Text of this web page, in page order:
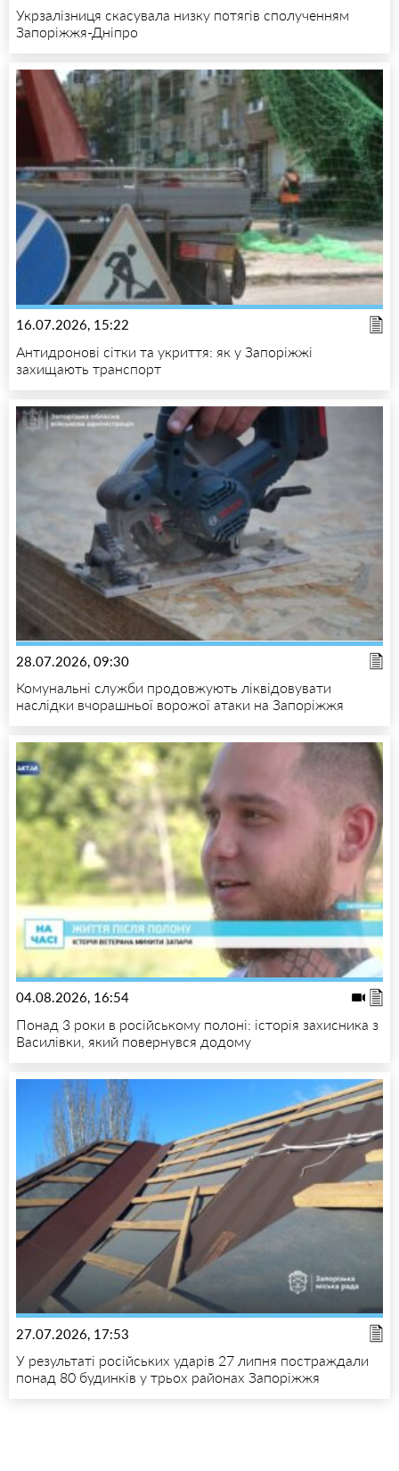
Укрзалізниця скасувала низку потягів сполученням
Запоріжжя-Дніпро
16.07.2026, 15:22
Антидронові сітки та укриття: як у Запоріжжі
захищають транспорт
28.07.2026, 09:30
Комунальні служби продовжують ліквідовувати
наслідки вчорашньої ворожої атаки на Запоріжжя
04.08.2026, 16:54
Понад 3 роки в російському полоні: історія захисника з
Василівки, який повернувся додому
27.07.2026, 17:53
У результаті російських ударів 27 липня постраждали
понад 80 будинків у трьох районах Запоріжжя